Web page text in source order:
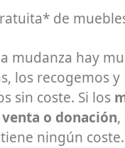
de
mudanza hay
los recogemos y
sin coste. Si los
o donación,
ningún coste.